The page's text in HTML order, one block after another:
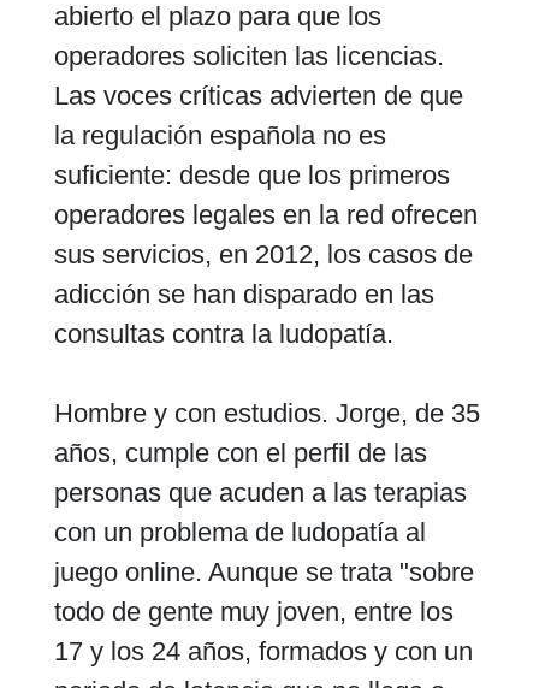
abierto el plazo para que los
operadores soliciten las licencias.
Las voces críticas advierten de que
la regulación española no es
suficiente: desde que los primeros
operadores legales en la red ofrecen
sus servicios, en 2012, los casos de
adicción se han disparado en las
consultas contra la ludopatía.
Hombre y con estudios. Jorge, de 35
años, cumple con el perfil de las
personas que acuden a las terapias
con un problema de ludopatía al
juego online. Aunque se trata "sobre
todo de gente muy joven, entre los
17 y los 24 años, formados y con un